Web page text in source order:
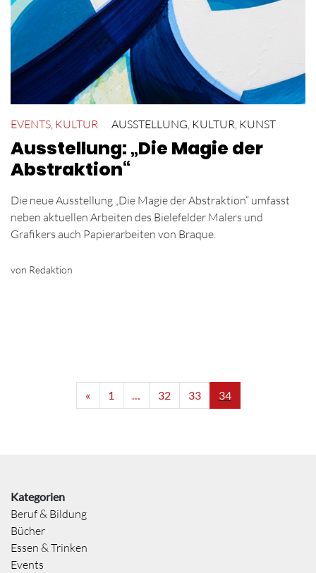
EVENTS, KULTUR AUSSTELLUNG, KULTUR, KUNST
Ausstellung: „Die Magie der
Abstraktion“
Die neue Ausstellung „Die Magie der Abstraktion“ umfasst
neben aktuellen Arbeiten des Bielefelder Malers und
Grafikers auch Papierarbeiten von Braque.
von Redaktion
« 1 … 32 33 34
Kategorien
Beruf & Bildung
Bücher
Essen & Trinken
Events